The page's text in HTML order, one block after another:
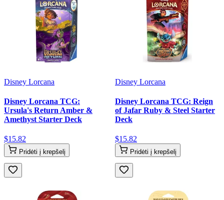
Disney Lorcana
Disney Lorcana TCG:
Ursula's Return Amber &
Amethyst Starter Deck
$15.82
Pridėti į krepšelį
Disney Lorcana
Disney Lorcana TCG: Reign
of Jafar Ruby & Steel Starter
Deck
$15.82
Pridėti į krepšelį